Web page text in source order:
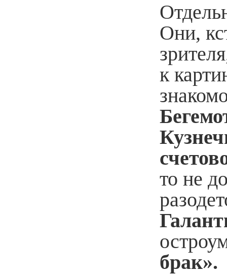
Они,
к
то не
брак».